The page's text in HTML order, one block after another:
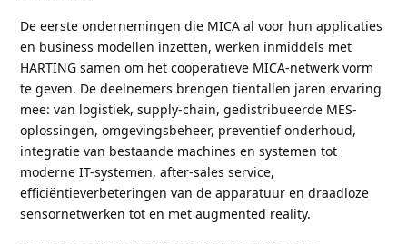
De eerste ondernemingen die MICA al voor hun applicaties
en business modellen inzetten, werken inmiddels met
HARTING samen om het coöperatieve MICA-netwerk vorm
te geven. De deelnemers brengen tientallen jaren ervaring
mee: van logistiek, supply-chain, gedistribueerde MES-
oplossingen, omgevingsbeheer, preventief onderhoud,
integratie van bestaande machines en systemen tot
moderne IT-systemen, after-sales service,
efficiëntieverbeteringen van de apparatuur en draadloze
sensornetwerken tot en met augmented reality.